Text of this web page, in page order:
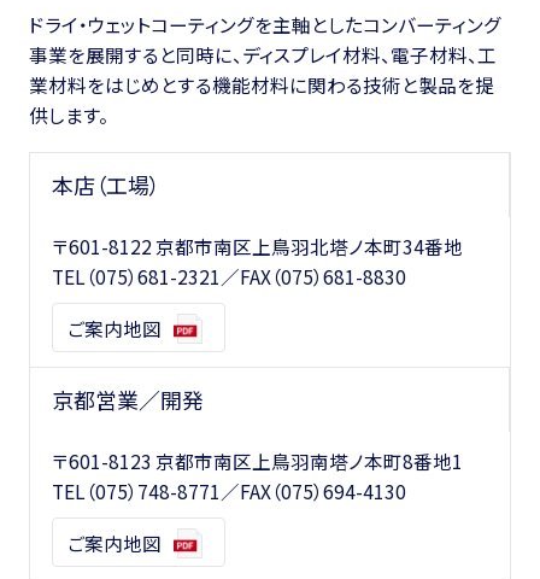
ドライ・ウェットコーティングを主軸としたコンバーティング
事業を展開すると同時に、ディスプレイ材料、電子材料、工
業材料をはじめとする機能材料に関わる技術と製品を提
供します。
本店（工場）
〒601-8122 京都市南区上鳥羽北塔ノ本町34番地
TEL（075）681-2321／FAX（075）681-8830
ご案内地図
京都営業／開発
〒601-8123 京都市南区上鳥羽南塔ノ本町8番地1
TEL（075）748-8771／FAX（075）694-4130
ご案内地図